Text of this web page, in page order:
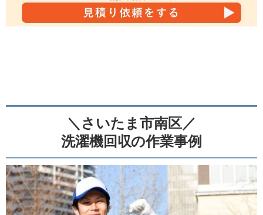
＼さいたま市南区／
洗濯機回収の作業事例